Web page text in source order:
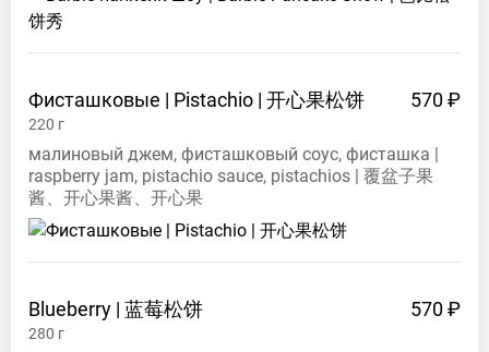
Фисташковые | Pistachio | 开心果松饼 570 ₽
220 г
малиновый джем, фисташковый соус, фисташка |
raspberry jam, pistachio sauce, pistachios | 覆盆子果
酱、开心果酱、开心果
Blueberry | 蓝莓松饼 570 ₽
280 г